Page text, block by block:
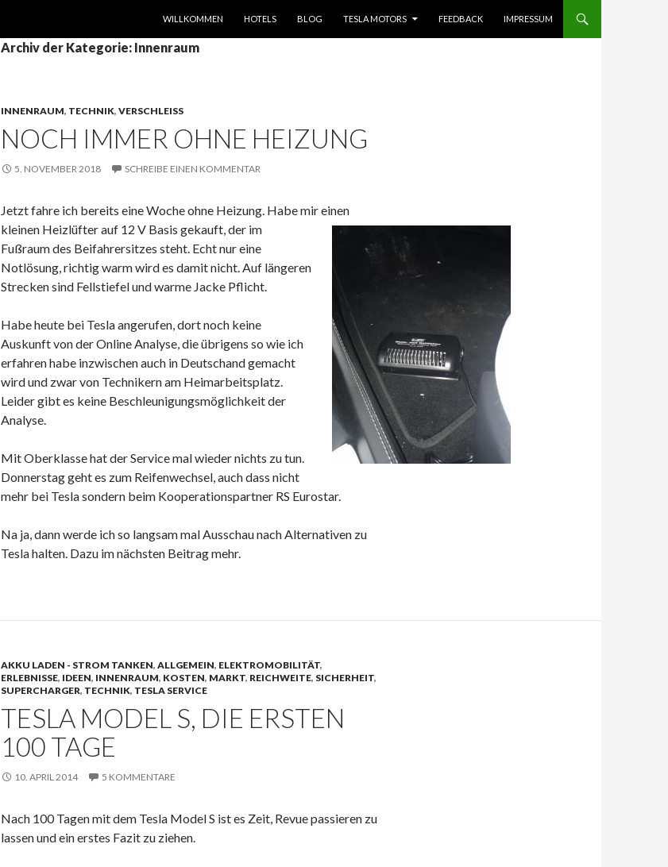
WILLKOMMEN
HOTELS BLOG TESLA MOTORS FEEDBACK IMPRESSUM
Archiv der Kategorie: Innenraum
INNENRAUM, TECHNIK, VERSCHLEISS
NOCH IMMER OHNE HEIZUNG
5. NOVEMBER 2018 SCHREIBE EINEN KOMMENTAR
Jetzt fahre ich bereits eine Woche ohne Heizung. Habe mir einen
kleinen Heizlüfter auf 12 V Basis gekauft, der im
Fußraum des Beifahrersitzes steht. Echt nur eine
Notlösung, richtig warm wird es damit nicht. Auf längeren
Strecken sind Fellstiefel und warme Jacke Pflicht.
Habe heute bei Tesla angerufen, dort noch keine
Auskunft von der Online Analyse, die übrigens so wie ich
erfahren habe inzwischen auch in Deutschand gemacht
wird und zwar von Technikern am Heimarbeitsplatz.
Leider gibt es keine Beschleunigungsmöglichkeit der
Analyse.
Mit Oberklasse hat der Service mal wieder nichts zu tun.
Donnerstag geht es zum Reifenwechsel, auch dass nicht
mehr bei Tesla sondern beim Kooperationspartner RS Eurostar.
Na ja, dann werde ich so langsam mal Ausschau nach Alternativen zu
Tesla halten. Dazu im nächsten Beitrag mehr.
AKKU LADEN - STROM TANKEN, ALLGEMEIN, ELEKTROMOBILITÄT,
ERLEBNISSE, IDEEN, INNENRAUM, KOSTEN, MARKT, REICHWEITE, SICHERHEIT,
SUPERCHARGER, TECHNIK, TESLA SERVICE
TESLA MODEL S, DIE ERSTEN
100 TAGE
10. APRIL 2014 5 KOMMENTARE
Nach 100 Tagen mit dem Tesla Model S ist es Zeit, Revue passieren zu
lassen und ein erstes Fazit zu ziehen.